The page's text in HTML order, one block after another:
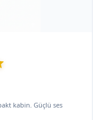
kabin. Güçlü ses